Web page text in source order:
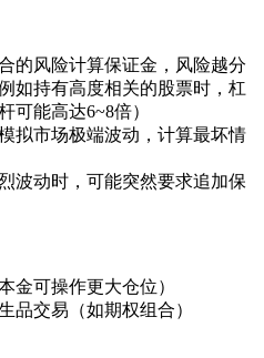
的风险计算保证金，风险越分
如持有高度相关的股票时，杠
可能高达6~8倍）
拟市场极端波动，计算最坏情
波动时，可能突然要求追加保
金可操作更大仓位）
品交易（如期权组合）